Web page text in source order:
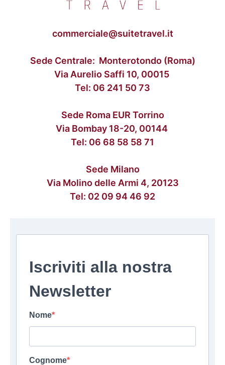
commerciale@suitetravel.it
Sede Centrale: Monterotondo (Roma)
Via Aurelio Saffi 10, 00015
Tel: 06 241 50 73
Sede Roma EUR Torrino
Via Bombay 18-20, 00144
Tel: 06 68 58 58 71
Sede Milano
Via Molino delle Armi 4, 20123
Tel: 02 09 94 46 92
Iscriviti alla nostra
Newsletter
Nome
Cognome